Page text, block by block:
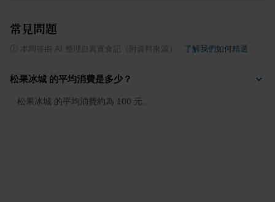
常見問題
本問答由 AI 整理自真實食記（附資料來源） 了解我們如何精選
松果冰城 的平均消費是多少？
松果冰城 的平均消費約為 100 元。